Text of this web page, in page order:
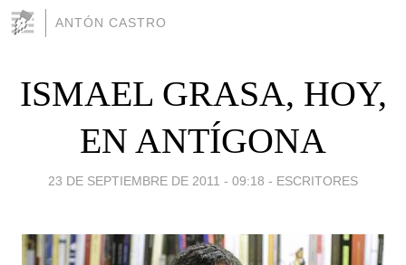
ANTÓN CASTRO
ISMAEL GRASA, HOY,
EN ANTÍGONA
23 DE SEPTIEMBRE DE 2011 - 09:18 - ESCRITORES